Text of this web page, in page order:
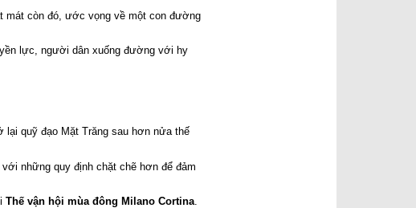
mát còn đó, ước vọng về một con đường
lực, người dân xuống đường với hy
lại quỹ đạo Mặt Trăng sau hơn nửa thế
những quy định chặt chẽ hơn để đảm
Thế vận hội mùa đông Milano Cortina